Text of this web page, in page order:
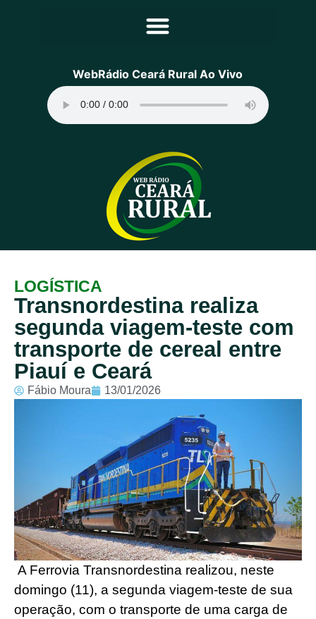
Principal
Programação
Equipe
Contato
Sobre
WebRádio Ceará Rural Ao Vivo
LOGÍSTICA
Transnordestina realiza
segunda viagem-teste com
transporte de cereal entre
Piauí e Ceará
Fábio Moura 13/01/2026
A Ferrovia Transnordestina realizou, neste
domingo (11), a segunda viagem-teste de sua
operação, com o transporte de uma carga de